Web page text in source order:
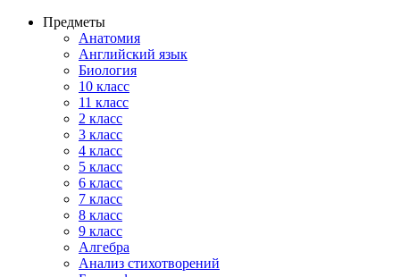
Предметы
Анатомия
Английский язык
Биология
10 класс
11 класс
2 класс
3 класс
4 класс
5 класс
6 класс
7 класс
8 класс
9 класс
Алгебра
Анализ стихотворений